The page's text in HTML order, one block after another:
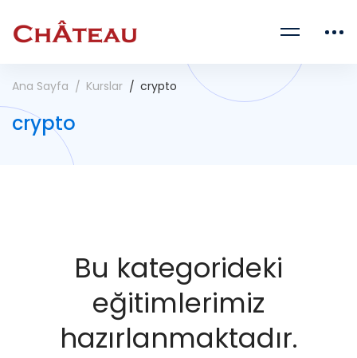
Ana Sayfa Kurslar crypto
crypto
Bu kategorideki
eğitimlerimiz
hazırlanmaktadır.